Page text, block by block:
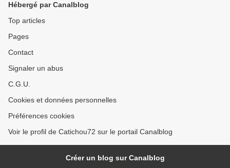
Hébergé par Canalblog
Top articles
Pages
Contact
Signaler un abus
C.G.U.
Cookies et données personnelles
Préférences cookies
Voir le profil de Catichou72 sur le portail Canalblog
Créer un blog sur Canalblog